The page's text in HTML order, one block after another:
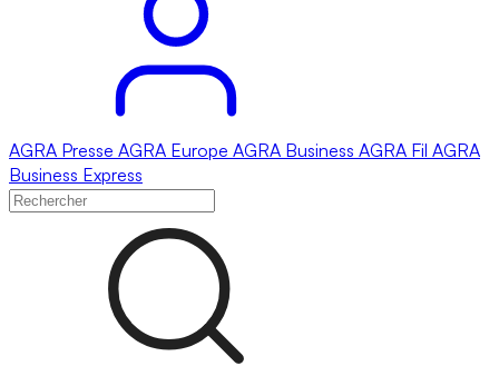
AGRA Presse AGRA Europe AGRA Business AGRA Fil AGRA
Business Express